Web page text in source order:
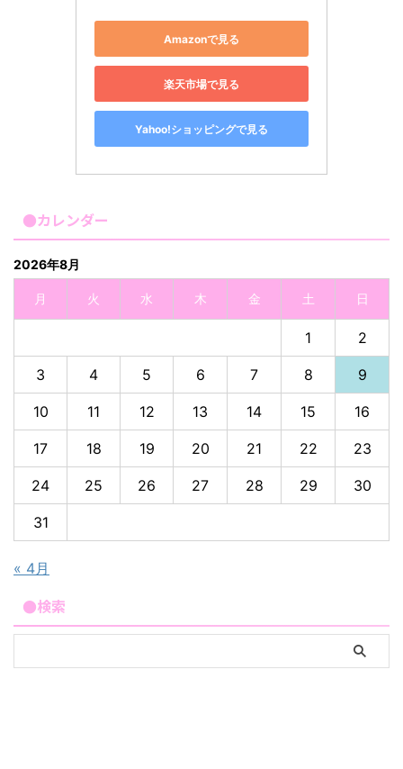
Amazonで見る
楽天市場で見る
Yahoo!ショッピングで見る
●カレンダー
2026年8月
月 火 水 木 金 土 日
1 2
3 4 5 6 7 8 9
10 11 12 13 14 15 16
17 18 19 20 21 22 23
24 25 26 27 28 29 30
31
« 4月
●検索